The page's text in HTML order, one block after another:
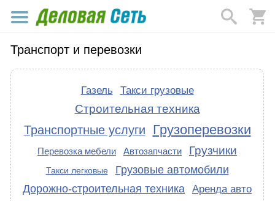
Транспорт и перевозки
Газель Такси грузовые
Строительная техника
Транспортные услуги Грузоперевозки
Перевозка мебели Автозапчасти Грузчики
Такси легковые
Грузовые автомобили
Дорожно-строительная техника
Аренда авто